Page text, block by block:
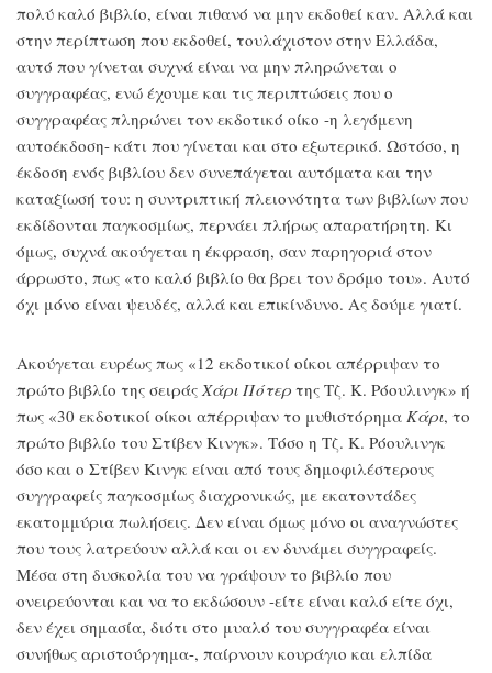
πολύ καλό βιβλίο, είναι πιθανό να μην εκδοθεί καν. Αλλά και
στην περίπτωση που εκδοθεί, τουλάχιστον στην Ελλάδα,
αυτό που γίνεται συχνά είναι να μην πληρώνεται ο
συγγραφέας, ενώ έχουμε και τις περιπτώσεις που ο
συγγραφέας πληρώνει τον εκδοτικό οίκο -η λεγόμενη
αυτοέκδοση- κάτι που γίνεται και στο εξωτερικό. Ωστόσο, η
έκδοση ενός βιβλίου δεν συνεπάγεται αυτόματα και την
καταξίωσή του: η συντριπτική πλειονότητα των βιβλίων που
εκδίδονται παγκοσμίως, περνάει πλήρως απαρατήρητη. Κι
όμως, συχνά ακούγεται η έκφραση, σαν παρηγοριά στον
άρρωστο, πως «το καλό βιβλίο θα βρει τον δρόμο του». Αυτό
όχι μόνο είναι ψευδές, αλλά και επικίνδυνο. Ας δούμε γιατί.
Ακούγεται ευρέως πως «12 εκδοτικοί οίκοι απέρριψαν το
πρώτο βιβλίο της σειράς Χάρι Πότερ της Τζ. Κ. Ρόουλινγκ» ή
πως «30 εκδοτικοί οίκοι απέρριψαν το μυθιστόρημα Κάρι, το
πρώτο βιβλίο του Στίβεν Κινγκ». Τόσο η Τζ. Κ. Ρόουλινγκ
όσο και ο Στίβεν Κινγκ είναι από τους δημοφιλέστερους
συγγραφείς παγκοσμίως διαχρονικώς, με εκατοντάδες
εκατομμύρια πωλήσεις. Δεν είναι όμως μόνο οι αναγνώστες
που τους λατρεύουν αλλά και οι εν δυνάμει συγγραφείς.
Μέσα στη δυσκολία του να γράψουν το βιβλίο που
ονειρεύονται και να το εκδώσουν -είτε είναι καλό είτε όχι,
δεν έχει σημασία, διότι στο μυαλό του συγγραφέα είναι
συνήθως αριστούργημα-, παίρνουν κουράγιο και ελπίδα